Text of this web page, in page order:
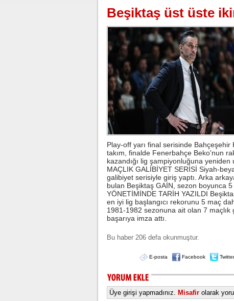
Beşiktaş üst üste
Play-off yarı final serisinde
takım, finalde Fenerbahçe Beko'nun
kazandığı lig şampiyonluğuna
MAÇLIK GALİBİYET SERİSİ Siyah-
galibiyet serisiyle giriş yaptı. Arka
bulan Beşiktaş GAİN, sezon boyunca
YÖNETİMİNDE TARİH YAZILDI
en iyi lig başlangıcı rekorunu 5 maç
1981-1982 sezonuna ait olan 7
başarıya imza attı.
Bu haber 206 defa okunmuştur.
E-posta Facebook Twitter
Üye girişi yapmadınız. Misafir olarak